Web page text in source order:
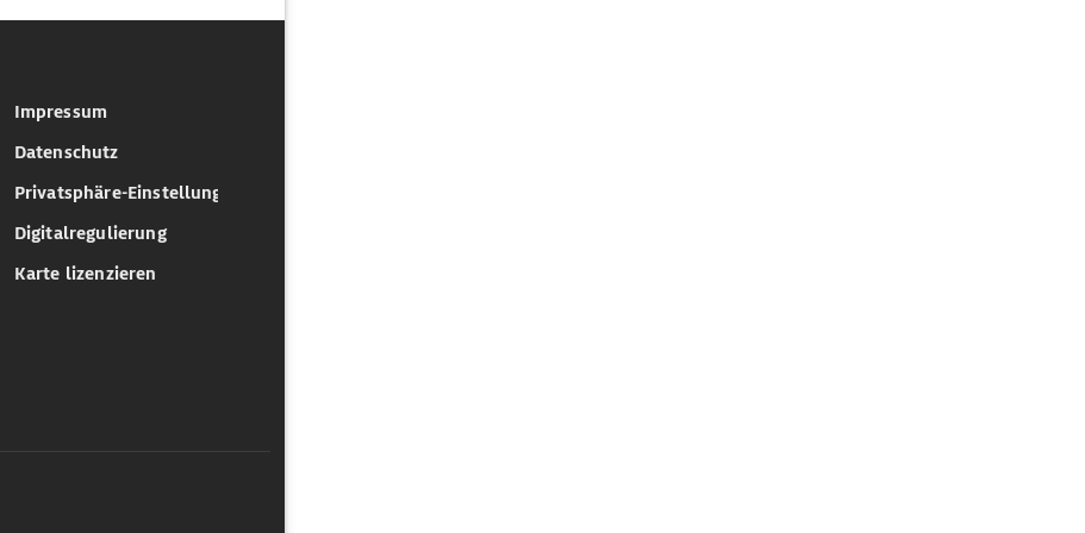
Impressum
Datenschutz
Privatsphäre-Einstellungen
Digitalregulierung
Karte lizenzieren